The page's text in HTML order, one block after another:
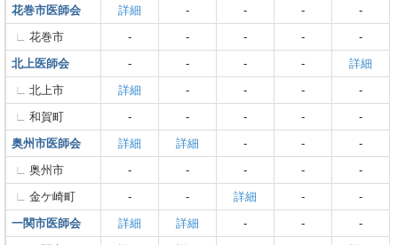
花巻市医師会
詳細 - - -
-
花巻市
- - - -
-
北上医師会
- - - -
詳細
北上市
詳細 - - -
-
和賀町
- - - -
-
奥州市医師会
詳細 詳細 - -
-
奥州市
- - - -
-
金ケ崎町
- - 詳細 -
-
一関市医師会
詳細 詳細 - -
-